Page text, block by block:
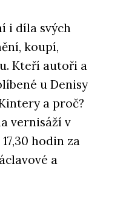
i díla svých
koupí,
Kteří autoři a
u Denisy
a proč?
vernisáží v
hodin za
a